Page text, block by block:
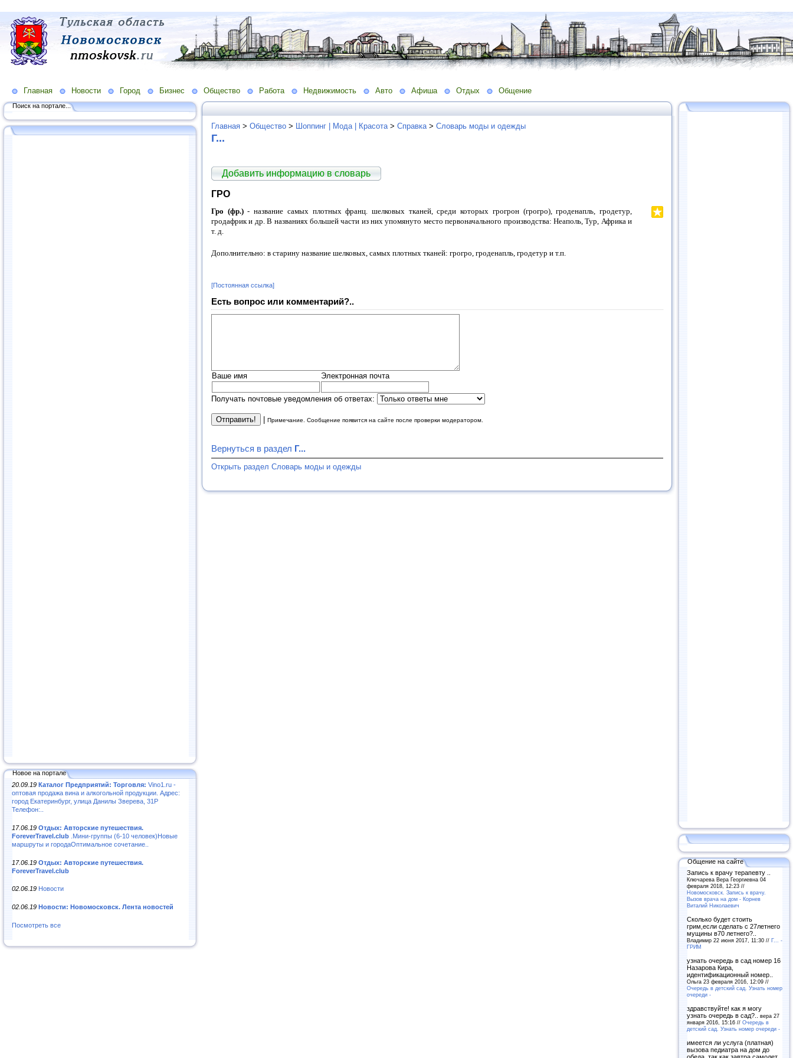
Главная Новости Город Бизнес Общество Работа Недвижимость Авто Афиша Отдых Общение
Поиск на портале...
Новое на портале
20.09.19 Каталог Предприятий: Торговля: Vino1.ru -
оптовая продажа вина и алкогольной продукции. Адрес:
город Екатеринбург, улица Данилы Зверева, 31Р
Телефон:..
17.06.19 Отдых: Авторские путешествия.
ForeverTravel.club .Мини-группы (6-10 человек)Новые
маршруты и городаОптимальное сочетание..
17.06.19 Отдых: Авторские путешествия.
ForeverTravel.club
02.06.19 Новости
02.06.19 Новости: Новомосковск. Лента новостей
Посмотреть все
Главная > Общество > Шоппинг | Мода | Красота > Справка > Словарь моды и одежды
Г...
Добавить информацию в словарь
ГРО
Гро (фр.)- название самых плотных франц. шелковых тканей, среди которых грогрон (грогро), гроденапль, гродетур,
гродафрик и др. В названиях большей части из них упомянуто место первоначального производства: Неаполь, Тур, Африка и
т. д.
Дополнительно: в старину название шелковых, самых плотных тканей: грогро, гроденапль, гродетур и т.п.
[Постоянная ссылка]
Есть вопрос или комментарий?..
Ваше имя Электронная почта
Получать почтовые уведомления об ответах:
Примечание. Сообщение появится на сайте после проверки модератором.
Вернуться в раздел Г...
Открыть раздел Словарь моды и одежды
Общение на сайте
Запись к врачу терапевту ..
Ключарева Вера Георгиевна 04
февраля 2018, 12:23 //
Новомосковск. Запись к врачу.
Вызов врача на дом - Корнев
Виталий Николаевич
Сколько будет стоить
грим,если сделать с 27летнего
мущины в70 летнего?..
Владимир 22 июня 2017, 11:30 // Г... -
ГРИМ
узнать очередь в сад номер 16
Назарова Кира,
идентификационный номер..
Ольга 23 февраля 2016, 12:09 //
Очередь в детский сад. Узнать номер
очереди -
здравствуйте! как я могу
узнать очередь в сад?.. вера 27
января 2016, 15:16 // Очередь в
детский сад. Узнать номер очереди -
имеется ли услуга (платная)
вызова педиатра на дом до